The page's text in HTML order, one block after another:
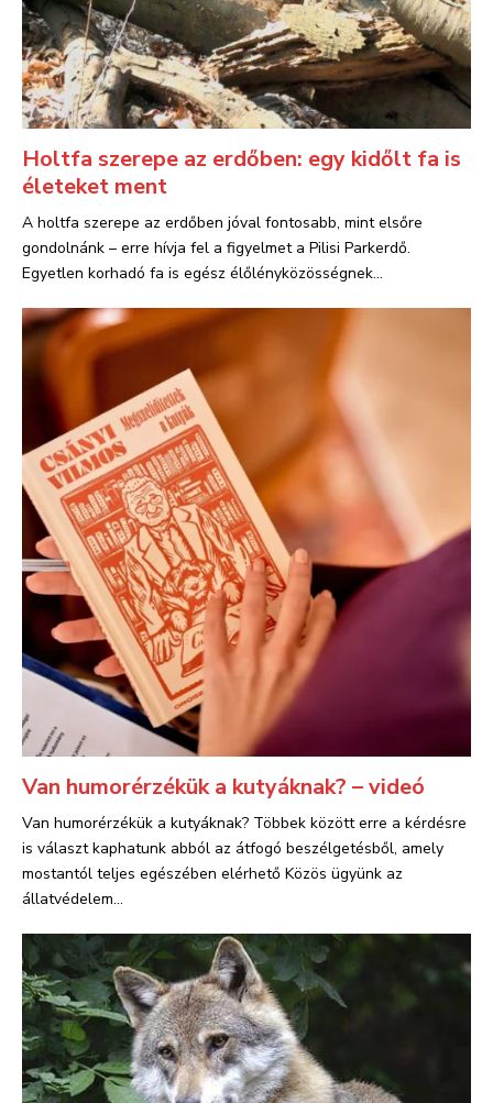
Holtfa szerepe az erdőben: egy kidőlt fa is
életeket ment
A holtfa szerepe az erdőben jóval fontosabb, mint elsőre
gondolnánk – erre hívja fel a figyelmet a Pilisi Parkerdő.
Egyetlen korhadó fa is egész élőlényközösségnek...
Van humorérzékük a kutyáknak? – videó
Van humorérzékük a kutyáknak? Többek között erre a kérdésre
is választ kaphatunk abból az átfogó beszélgetésből, amely
mostantól teljes egészében elérhető Közös ügyünk az
állatvédelem...